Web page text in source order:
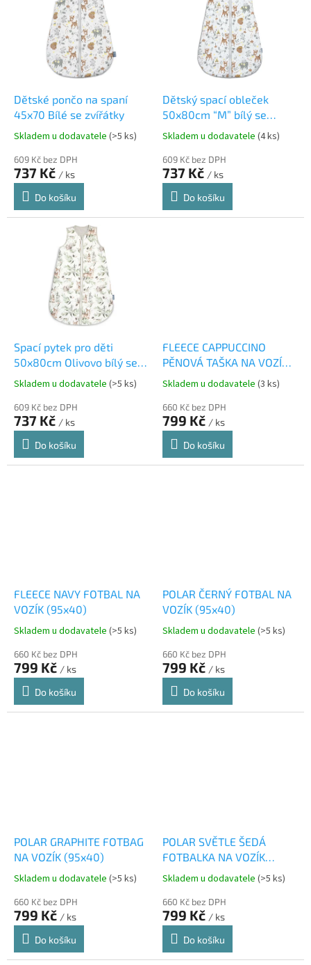
Dětské pončo na spaní
45x70 Bílé se zvířátky
Skladem u dodavatele (>5 ks)
609 Kč bez DPH
737 Kč / ks
Do košíku
Dětský spací obleček
50x80cm “M” bílý se
srnkama
Skladem u dodavatele (4 ks)
609 Kč bez DPH
737 Kč / ks
Do košíku
Spací pytek pro děti
50x80cm Olivovo bílý se
vzorem
Skladem u dodavatele (>5 ks)
609 Kč bez DPH
737 Kč / ks
Do košíku
FLEECE CAPPUCCINO
PĚNOVÁ TAŠKA NA VOZÍK
(95x40)
Skladem u dodavatele (3 ks)
660 Kč bez DPH
799 Kč / ks
Do košíku
FLEECE NAVY FOTBAL NA
VOZÍK (95x40)
Skladem u dodavatele (>5 ks)
660 Kč bez DPH
799 Kč / ks
Do košíku
POLAR ČERNÝ FOTBAL NA
VOZÍK (95x40)
Skladem u dodavatele (>5 ks)
660 Kč bez DPH
799 Kč / ks
Do košíku
POLAR GRAPHITE FOTBAG
NA VOZÍK (95x40)
Skladem u dodavatele (>5 ks)
660 Kč bez DPH
799 Kč / ks
Do košíku
POLAR SVĚTLE ŠEDÁ
FOTBALKA NA VOZÍK
(95x40)
Skladem u dodavatele (>5 ks)
660 Kč bez DPH
799 Kč / ks
Do košíku